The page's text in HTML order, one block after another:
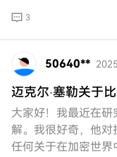
3
50640**
迈克尔·塞勒关于
大家好！我最近在研
解。我很好奇，他
任何关于在加密世界